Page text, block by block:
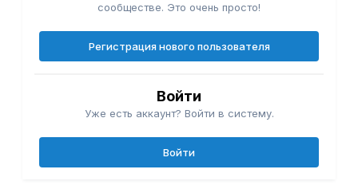
сообществе. Это очень просто!
Регистрация нового пользователя
Войти
Уже есть аккаунт? Войти в систему.
Войти